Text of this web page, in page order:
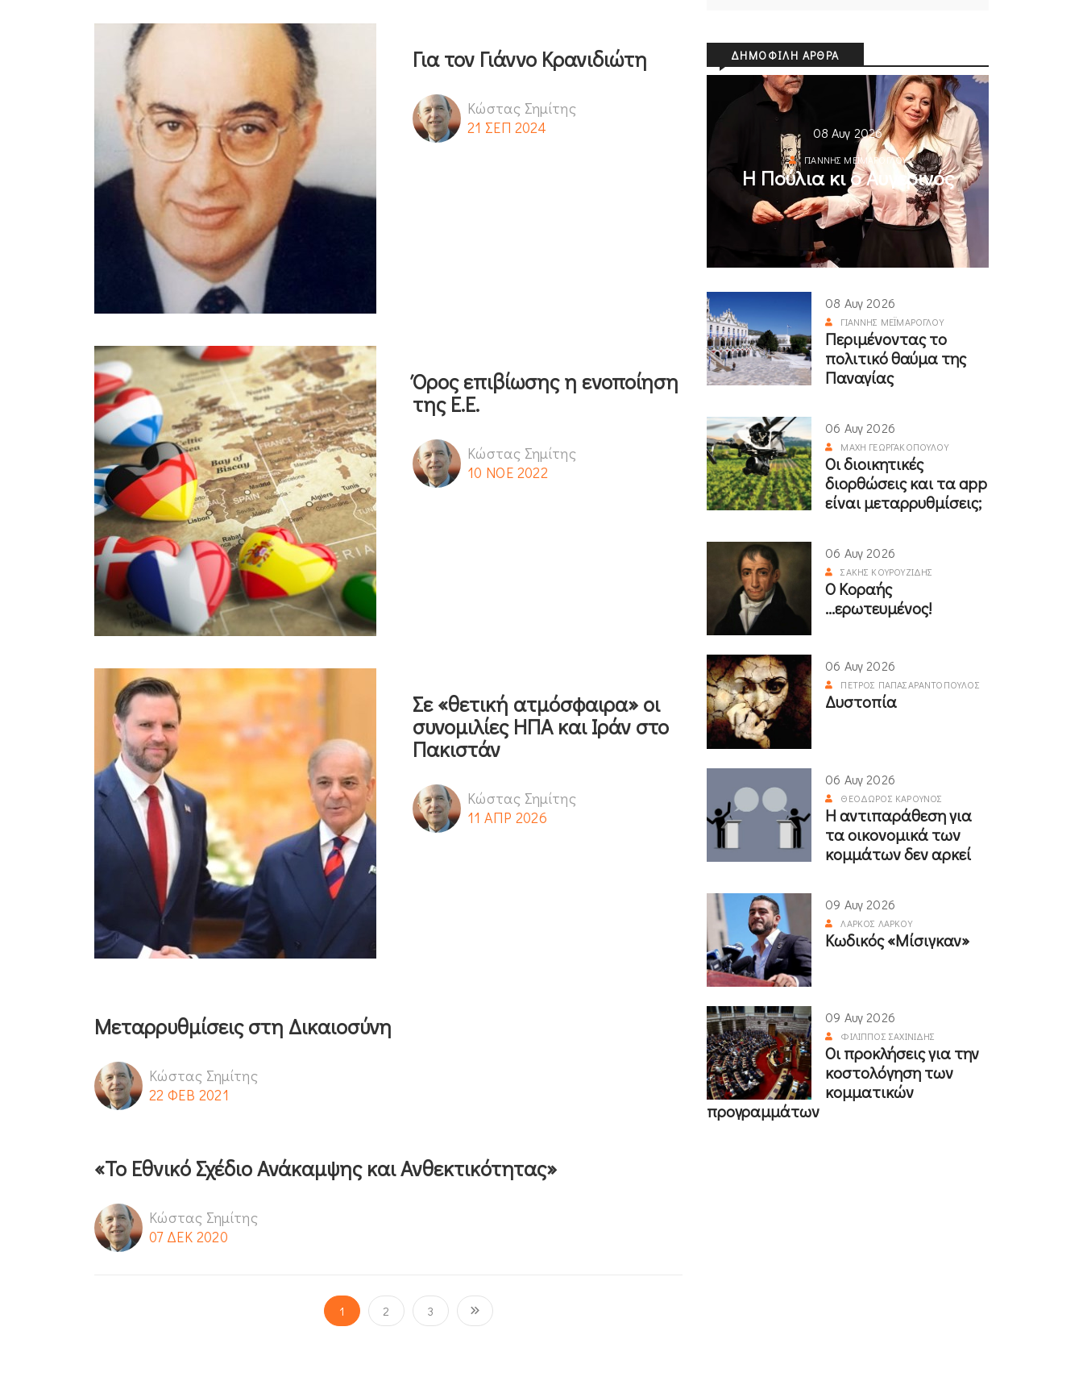
Για τον Γιάννο Κρανιδιώτη
Κώστας Σημίτης
21 ΣΕΠ 2024
Όρος επιβίωσης η ενοποίηση
της Ε.Ε.
Κώστας Σημίτης
10 ΝΟΕ 2022
Σε «θετική ατμόσφαιρα» οι
συνομιλίες ΗΠΑ και Ιράν στο
Πακιστάν
Κώστας Σημίτης
11 ΑΠΡ 2026
Μεταρρυθμίσεις στη Δικαιοσύνη
Κώστας Σημίτης
22 ΦΕΒ 2021
«Το Εθνικό Σχέδιο Ανάκαμψης και Ανθεκτικότητας»
Κώστας Σημίτης
07 ΔΕΚ 2020
1 2 3
ΔΗΜΟΦΙΛΉ ΆΡΘΡΑ
08 Αυγ 2026
ΓΙΆΝΝΗΣ ΜΕΪΜΆΡΟΓΛΟΥ
Η Πούλια κι ο Αυγερινός
08 Αυγ 2026
ΓΙΆΝΝΗΣ ΜΕΪΜΆΡΟΓΛΟΥ
Περιμένοντας το
πολιτικό θαύμα της
Παναγίας
06 Αυγ 2026
ΜΆΧΗ ΓΕΩΡΓΑΚΟΠΟΎΛΟΥ
Οι διοικητικές
διορθώσεις και τα app
είναι μεταρρυθμίσεις;
06 Αυγ 2026
ΣΆΚΗΣ ΚΟΥΡΟΥΖΊΔΗΣ
Ο Κοραής
...ερωτευμένος!
06 Αυγ 2026
ΠΈΤΡΟΣ ΠΑΠΑΣΑΡΑΝΤΌΠΟΥΛΟΣ
Δυστοπία
06 Αυγ 2026
ΘΕΌΔΩΡΟΣ ΚΑΡΟΎΝΟΣ
Η αντιπαράθεση για
τα οικονομικά των
κομμάτων δεν αρκεί
09 Αυγ 2026
ΛΆΡΚΟΣ ΛΆΡΚΟΥ
Κωδικός «Μίσιγκαν»
09 Αυγ 2026
ΦΊΛΙΠΠΟΣ ΣΑΧΙΝΊΔΗΣ
Οι προκλήσεις για την
κοστολόγηση των
κομματικών
προγραμμάτων